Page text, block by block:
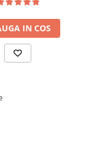
ferm, negru
IN COS